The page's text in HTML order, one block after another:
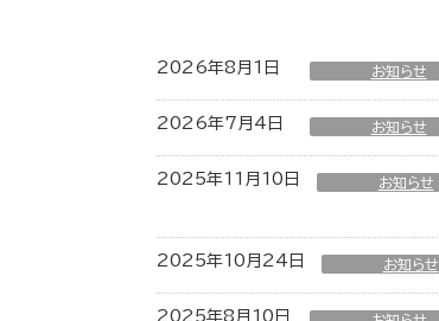
2026年8月1日 お知らせ
2026年7月4日 お知らせ
2025年11月10日 お知らせ
2025年10月24日 お知らせ
2025年8月10日